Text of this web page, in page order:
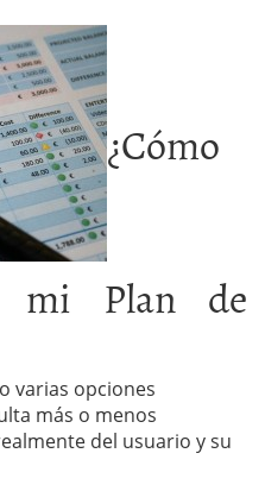
¿Cómo
mi Plan de
varias opciones
más o menos
del usuario y su